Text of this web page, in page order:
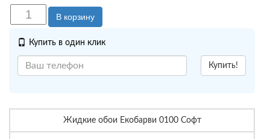
В корзину
Купить в один клик
Купить!
Жидкие обои Екобарви 0100 Софт